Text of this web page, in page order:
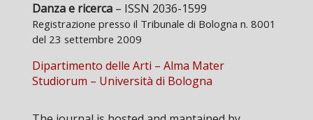
Danza e ricerca– ISSN 2036-1599
Registrazione presso il Tribunale di Bologna n. 8001
del 23 settembre 2009
Dipartimento delle Arti – Alma Mater
Studiorum – Università di Bologna